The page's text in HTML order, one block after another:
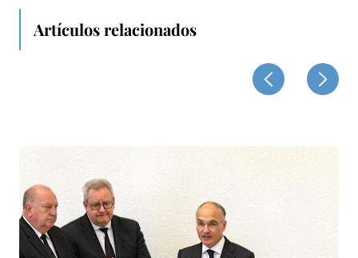
Artículos relacionados